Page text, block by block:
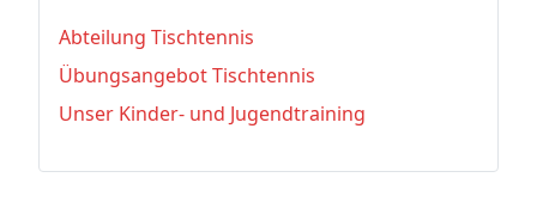
Abteilung Tischtennis
Übungsangebot Tischtennis
Unser Kinder- und Jugendtraining